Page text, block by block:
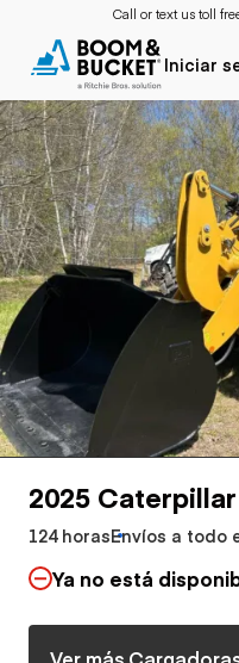
Call or text us toll
Iniciar
2025
124 horasEnvíos a todo
Ya no está